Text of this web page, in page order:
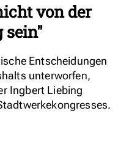
von der
sein"
Entscheidungen
unterworfen,
Ingbert Liebing